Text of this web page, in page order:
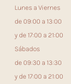
Lunes a Viernes
de 09:00 a 13:00
y de 17:00 a 21:00
Sábados
de 09:30 a 13:30
y de 17:00 a 21:00